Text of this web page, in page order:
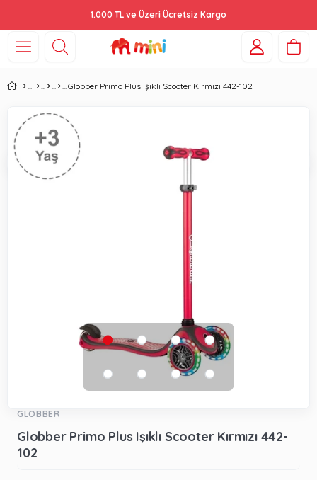
1.000 TL ve Üzeri Ücretsiz Kargo
Globber Primo Plus Işıklı Scooter Kırmızı 442-102
GLOBBER
Globber Primo Plus Işıklı Scooter Kırmızı 442-
102